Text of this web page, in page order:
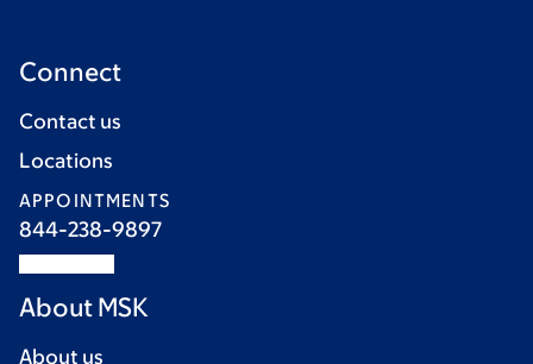
Connect
Contact us
Locations
APPOINTMENTS
844-238-9897
About MSK
About us